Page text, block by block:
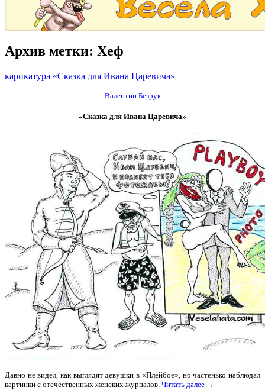
Архив метки: Хеф
карикатура «Сказка для Ивана Царевича»
Валентин Безрук
«Сказка для Ивана Царевича»
Давно не видел, как выглядят девушки в «Плейбое», но частенько наблюдал
картинки с отечественных женских журналов. Читать далее →